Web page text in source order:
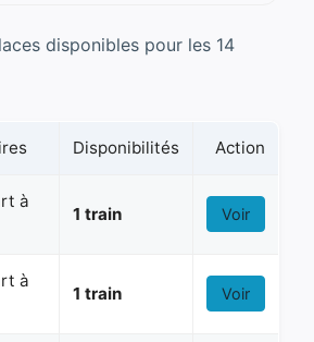
disponibles pour les 14
Disponibilités Action
à
1 train Voir
à
1 train Voir